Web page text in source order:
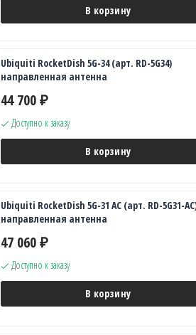
В корзину
Ubiquiti RocketDish 5G-34 (арт. RD-5G34)
направленная антенна
44 700 ₽
Доступно к заказу
В корзину
Ubiquiti RocketDish 5G-31 AC (арт. RD-5G31-
направленная антенна
47 060 ₽
Доступно к заказу
В корзину